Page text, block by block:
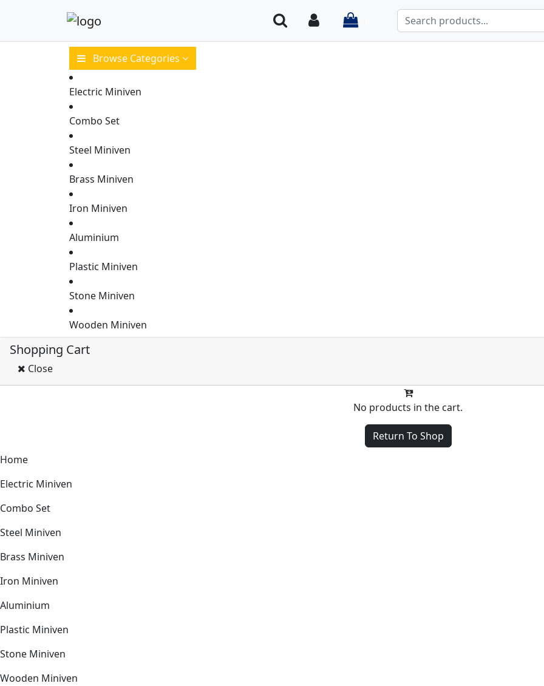
SearchLogin items in cart
Browse Categories
Electric Miniven
Combo Set
Steel Miniven
Brass Miniven
Iron Miniven
Aluminium
Plastic Miniven
Stone Miniven
Wooden Miniven
Shopping Cart
Close
No products in the cart.
Return To Shop
Home
Electric Miniven
Combo Set
Steel Miniven
Brass Miniven
Iron Miniven
Aluminium
Plastic Miniven
Stone Miniven
Wooden Miniven